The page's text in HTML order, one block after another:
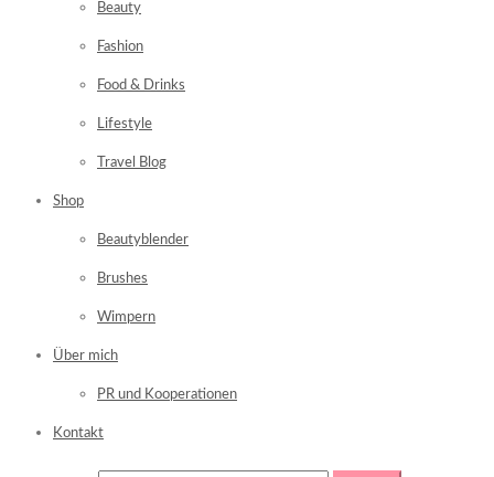
Beauty
Fashion
Food & Drinks
Lifestyle
Travel Blog
Shop
Beautyblender
Brushes
Wimpern
Über mich
PR und Kooperationen
Kontakt